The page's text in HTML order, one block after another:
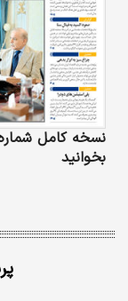
نسخه کامل شماره
بخوانید